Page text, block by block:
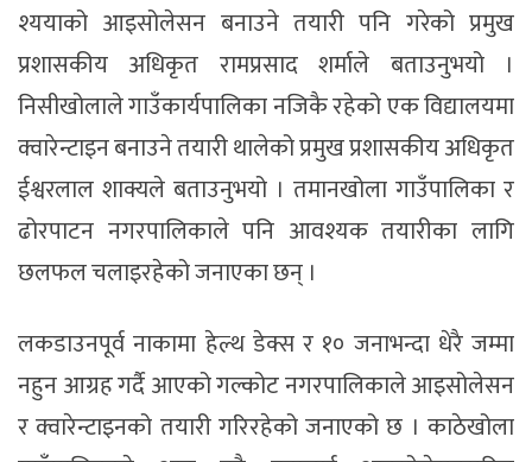
श्ययाको आइसोलेसन बनाउने तयारी पनि गरेको प्रमुख
प्रशासकीय अधिकृत रामप्रसाद शर्माले बताउनुभयो ।
निसीखोलाले गाउँकार्यपालिका नजिकै रहेको एक विद्यालयमा
क्वारेन्टाइन बनाउने तयारी थालेको प्रमुख प्रशासकीय अधिकृत
ईश्वरलाल शाक्यले बताउनुभयो । तमानखोला गाउँपालिका र
ढोरपाटन नगरपालिकाले पनि आवश्यक तयारीका लागि
छलफल चलाइरहेको जनाएका छन् ।
लकडाउनपूर्व नाकामा हेल्थ डेक्स र १० जनाभन्दा धेरै जम्मा
नहुन आग्रह गर्दै आएको गल्कोट नगरपालिकाले आइसोलेसन
र क्वारेन्टाइनको तयारी गरिरहेको जनाएको छ । काठेखोला